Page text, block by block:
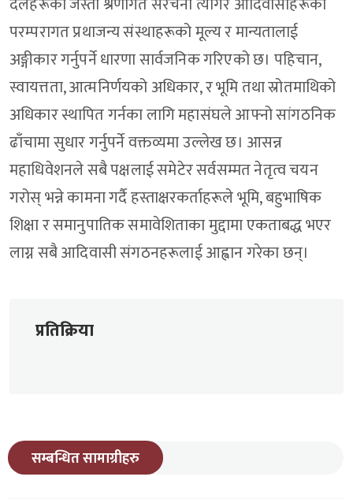
परम्परागत प्रथाजन्य संस्थाहरूको मूल्य र मान्यतालाई
अङ्गीकार गर्नुपर्ने धारणा सार्वजनिक गरिएको छ। पहिचान,
स्वायत्तता, आत्मनिर्णयको अधिकार, र भूमि तथा स्रोतमाथिको
अधिकार स्थापित गर्नका लागि महासंघले आफ्नो सांगठनिक
ढाँचामा सुधार गर्नुपर्ने वक्तव्यमा उल्लेख छ। आसन्न
महाधिवेशनले सबै पक्षलाई समेटेर सर्वसम्मत नेतृत्व चयन
गरोस् भन्ने कामना गर्दै हस्ताक्षरकर्ताहरूले भूमि, बहुभाषिक
शिक्षा र समानुपातिक समावेशिताका मुद्दामा एकताबद्ध भएर
लाग्न सबै आदिवासी संगठनहरूलाई आह्वान गरेका छन्।
प्रतिक्रिया
सम्बन्धित सामाग्रीहरु